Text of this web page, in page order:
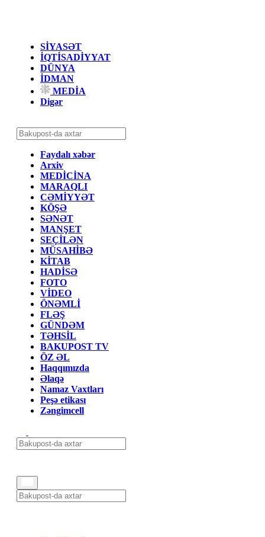
SİYASƏT
İQTİSADİYYAT
DÜNYA
İDMAN
MEDİA
Digər
Faydalı xəbər
Arxiv
MEDİCİNA
MARAQLI
CƏMİYYƏT
KÖŞƏ
SƏNƏT
MANŞET
SEÇİLƏN
MÜSAHİBƏ
KİTAB
HADİSƏ
FOTO
VİDEO
ÖNƏMLİ
FLƏŞ
GÜNDƏM
TƏHSİL
BAKUPOST TV
ÖZ ƏL
Haqqımızda
Əlaqə
Namaz Vaxtları
Peşə etikası
Zəngimcell